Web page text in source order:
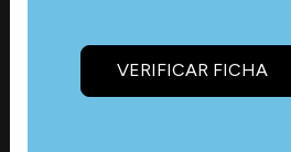
VERIFICAR FICHA